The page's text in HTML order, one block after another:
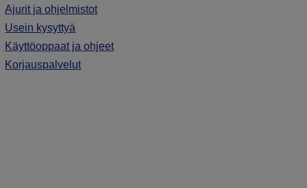
Ajurit ja ohjelmistot
Usein kysyttyä
Käyttöoppaat ja ohjeet
Korjauspalvelut